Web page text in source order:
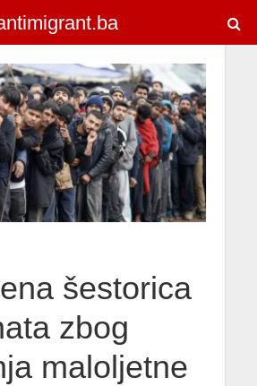
šestorica
zbog
maloljetne